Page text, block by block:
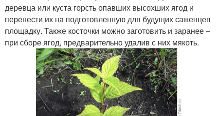
деревца или куста горсть опавших высохших ягод и
перенести их на подготовленную для будущих саженцев
площадку. Также косточки можно заготовить и заранее –
при сборе ягод, предварительно удалив с них мякоть.